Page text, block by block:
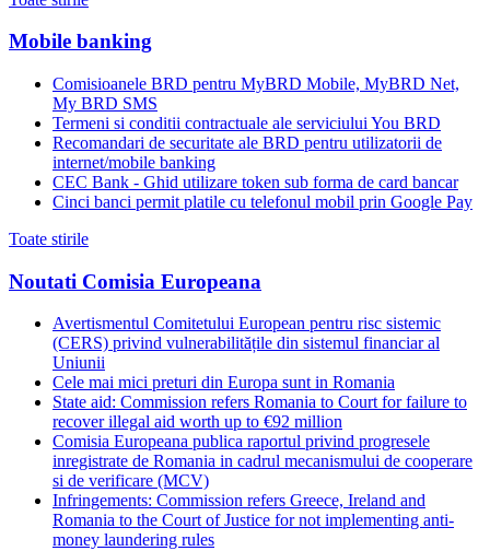
Mobile banking
Comisioanele BRD pentru MyBRD Mobile, MyBRD Net,
My BRD SMS
Termeni si conditii contractuale ale serviciului You BRD
Recomandari de securitate ale BRD pentru utilizatorii de
internet/mobile banking
CEC Bank - Ghid utilizare token sub forma de card bancar
Cinci banci permit platile cu telefonul mobil prin Google Pay
Toate stirile
Noutati Comisia Europeana
Avertismentul Comitetului European pentru risc sistemic
(CERS) privind vulnerabilitățile din sistemul financiar al
Uniunii
Cele mai mici preturi din Europa sunt in Romania
State aid: Commission refers Romania to Court for failure to
recover illegal aid worth up to €92 million
Comisia Europeana publica raportul privind progresele
inregistrate de Romania in cadrul mecanismului de cooperare
si de verificare (MCV)
Infringements: Commission refers Greece, Ireland and
Romania to the Court of Justice for not implementing anti-
money laundering rules